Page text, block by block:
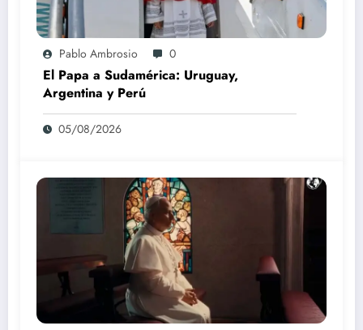
Pablo Ambrosio 0
El Papa a Sudamérica: Uruguay,
Argentina y Perú
05/08/2026